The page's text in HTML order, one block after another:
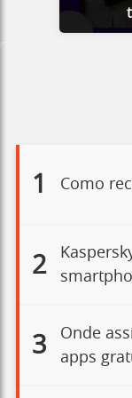
1 Como
2
3
Onde
apps